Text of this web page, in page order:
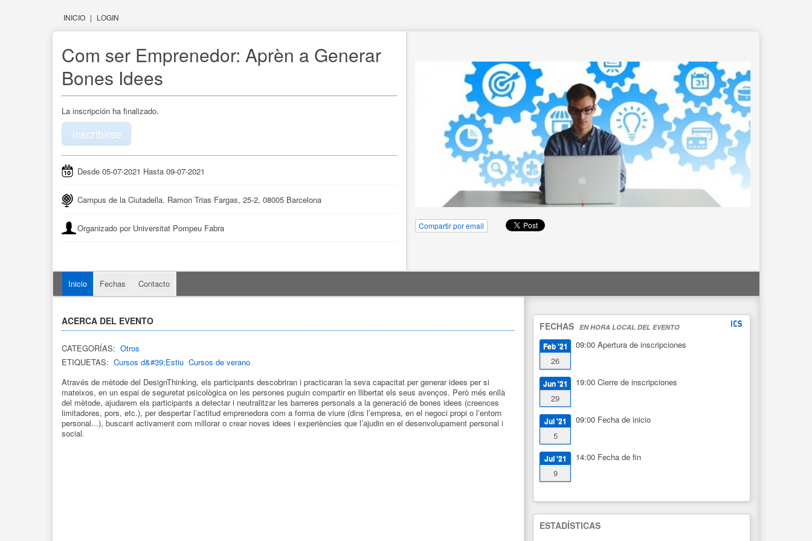
INICIO | LOGIN
Com ser Emprenedor: Aprèn a Generar
Bones Idees
La inscripción ha finalizado.
Inscribirse
Desde 05-07-2021 Hasta 09-07-2021
Campus de la Ciutadella. Ramon Trias Fargas, 25-2, 08005 Barcelona
Organizado por Universitat Pompeu Fabra Compartir por email
Inicio Fechas Contacto
ACERCA DEL EVENTO
CATEGORÍAS: Otros
ETIQUETAS: Cursos d&#39;Estiu Cursos de verano
Através de mètode del DesignThinking, els participants descobriran i practicaran la seva capacitat per generar idees per si
mateixos, en un espai de seguretat psicològica on les persones puguin compartir en llibertat els seus avenços. Però més enllà
del mètode, ajudarem els participants a detectar i neutralitzar les barreres personals a la generació de bones idees (creences
limitadores, pors, etc.), per despertar l’actitud emprenedora com a forma de viure (dins l’empresa, en el negoci propi o l’entorn
personal...), buscant activament com millorar o crear noves idees i experiències que l’ajudin en el desenvolupament personal i
social.
FECHAS EN HORA LOCAL DEL EVENTO
Feb '21
26
09:00 Apertura de inscripciones
Jun '21
29
19:00 Cierre de inscripciones
Jul '21
5
09:00 Fecha de inicio
Jul '21
9
14:00 Fecha de fin
ESTADÍSTICAS